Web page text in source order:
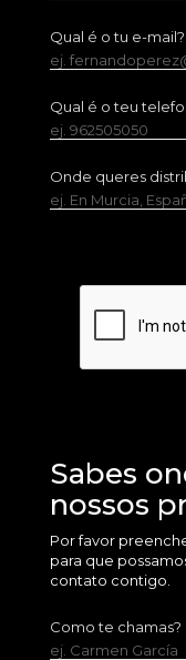
Qual é o tu e-mail?
ej.
Qual é o teu
ej. 962505050
Onde queres
ej. En Murcia,
Sabes
nossos
Por favor
para que
contato contigo.
Como te chamas?
ej. Carmen García